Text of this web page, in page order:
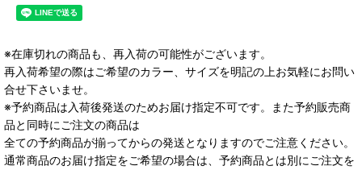
※在庫切れの商品も、再入荷の可能性がございます。
再入荷希望の際はご希望のカラー、サイズを明記の上お気軽にお問い
合せ下さいませ。
※予約商品は入荷後発送のためお届け指定不可です。また予約販売商
品と同時にご注文の商品は
全ての予約商品が揃ってからの発送となりますのでご注意ください。
通常商品のお届け指定をご希望の場合は、予約商品とは別にご注文を